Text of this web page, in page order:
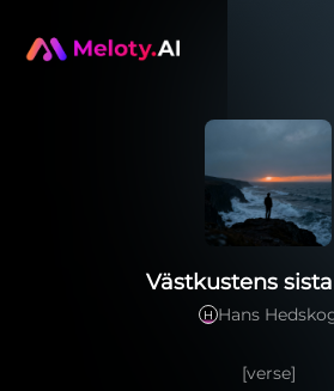
Västkustens
H Hans
[verse]